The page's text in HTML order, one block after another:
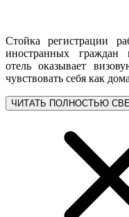
Стойка регистрации
иностранных граждан
отель оказывает
чувствовать себя как
ЧИТАТЬ ПОЛНОСТЬЮ